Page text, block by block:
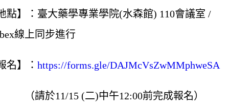
點】：臺大藥學專業學院(水森館) 110會議室 /
線上同步進行
名】： https://forms.gle/DAJMcVsZwMMphweSA
於11/15 (二)中午12:00前完成報名）